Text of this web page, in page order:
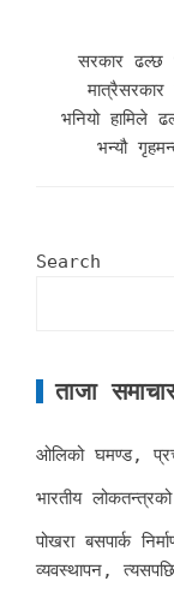
सरकार ढल्छ
भनियो हामिले
भन्यौ
Search
ताजा
ओलिको घमण्ड,
भारतीय
पोखरा बसपार्क
व्यवस्थापन,